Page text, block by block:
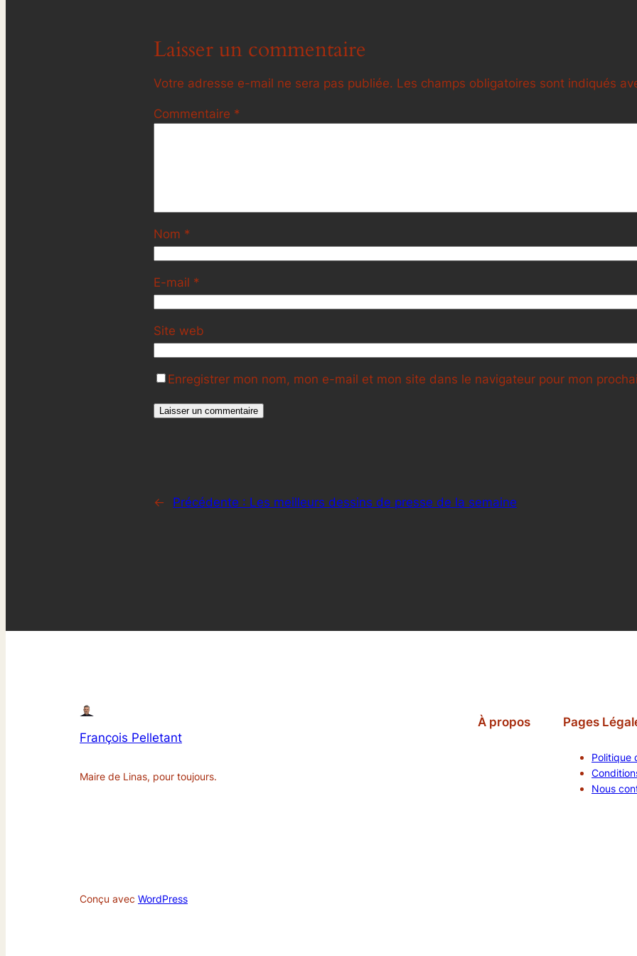
Laisser un commentaire
Votre adresse e-mail ne sera pas publiée. Les champs obligatoires sont indiqués
Commentaire *
Nom *
E-mail *
Site web
Enregistrer mon nom, mon e-mail et mon site dans le navigateur pour mon
← Précédente : Les meilleurs dessins de presse de la semaine
François Pelletant
Maire de Linas, pour toujours.
À propos Pages
Politique
Nous
Conçu avec WordPress